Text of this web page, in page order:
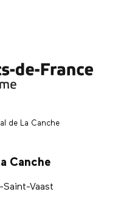
de La Canche
Canche
Vaast